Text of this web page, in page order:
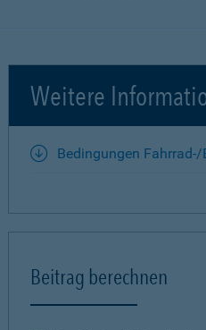
Weitere
Bedingungen Fahrrad-/
Beitrag berechnen